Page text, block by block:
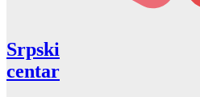
Srpski
centar